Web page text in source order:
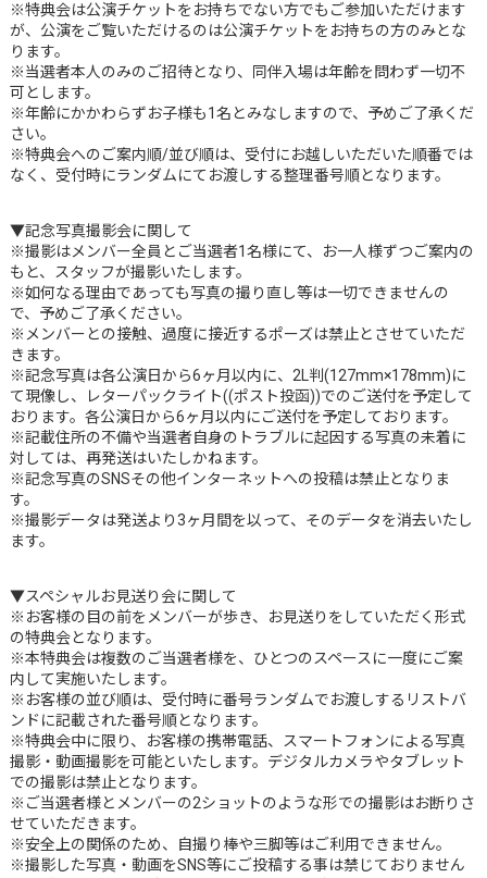
※特典会は公演チケットをお持ちでない方でもご参加いただけます
が、公演をご覧いただけるのは公演チケットをお持ちの方のみとな
ります。
※当選者本人のみのご招待となり、同伴入場は年齢を問わず一切不
可とします。
※年齢にかかわらずお子様も1名とみなしますので、予めご了承くだ
さい。
※特典会へのご案内順/並び順は、受付にお越しいただいた順番では
なく、受付時にランダムにてお渡しする整理番号順となります。
▼記念写真撮影会に関して
※撮影はメンバー全員とご当選者1名様にて、お一人様ずつご案内の
もと、スタッフが撮影いたします。
※如何なる理由であっても写真の撮り直し等は一切できませんの
で、予めご了承ください。
※メンバーとの接触、過度に接近するポーズは禁止とさせていただ
きます。
※記念写真は各公演日から6ヶ月以内に、2L判(127mm×178mm)に
て現像し、レターパックライト((ポスト投函))でのご送付を予定して
おります。各公演日から6ヶ月以内にご送付を予定しております。
※記載住所の不備や当選者自身のトラブルに起因する写真の未着に
対しては、再発送はいたしかねます。
※記念写真のSNSその他インターネットへの投稿は禁止となりま
す。
※撮影データは発送より3ヶ月間を以って、そのデータを消去いたし
ます。
▼スペシャルお見送り会に関して
※お客様の目の前をメンバーが歩き、お見送りをしていただく形式
の特典会となります。
※本特典会は複数のご当選者様を、ひとつのスペースに一度にご案
内して実施いたします。
※お客様の並び順は、受付時に番号ランダムでお渡しするリストバ
ンドに記載された番号順となります。
※特典会中に限り、お客様の携帯電話、スマートフォンによる写真
撮影・動画撮影を可能といたします。デジタルカメラやタブレット
での撮影は禁止となります。
※ご当選者様とメンバーの2ショットのような形での撮影はお断りさ
せていただきます。
※安全上の関係のため、自撮り棒や三脚等はご利用できません。
※撮影した写真・動画をSNS等にご投稿する事は禁じておりません